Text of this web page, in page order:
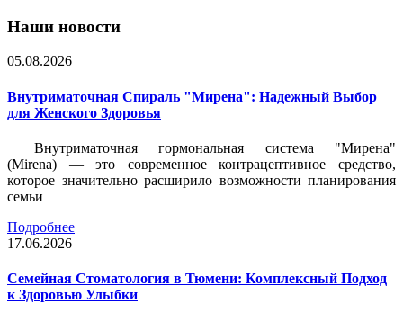
Наши новости
05.08.2026
Внутриматочная Спираль "Мирена": Надежный Выбор
для Женского Здоровья
Внутриматочная гормональная система "Мирена"
(Mirena) — это современное контрацептивное средство,
которое значительно расширило возможности планирования
семьи
Подробнее
17.06.2026
Семейная Стоматология в Тюмени: Комплексный Подход
к Здоровью Улыбки